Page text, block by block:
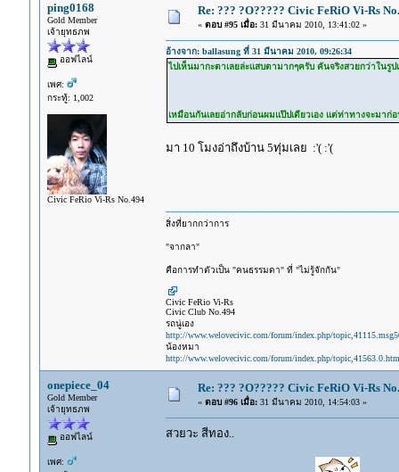
ping0168
Gold Member
เจ้ายุทธภพ
ออฟไลน์
เพศ:
กระทู้: 1,002
Civic FeRio Vi-Rs No.494
Re: ??? ?O????? Civic FeRiO Vi-Rs
« ตอบ #95 เมื่อ:31 มีนาคม 2010, 13:41:02 »
อ้างจาก: ballasung ที่ 31 มีนาคม 2010, 09:26:34
ไปเห็นมากะตาเลยล่ะแสบตามากๆครับ คันจริงสวยกว่าใน
เหมือนกันเลยอ่ากลับก่อนผมแป๊ปเดียวเอง แต่ท่าทางจะมา
มา 10 โมงอ่าถึงบ้าน 5ทุ่มเลย :'( :'(
สิ่งที่ยากกว่าการ
"จากลา"
คือการทำตัวเป็น "คนธรรมดา" ที่ "ไม่รู้จักกัน"
Civic FeRio Vi-Rs
Civic Club No.494
รถนู่เอง
http://www.welovecivic.com/forum/index.php/
น้องหมา
http://www.welovecivic.com/forum/index.php/
onepiece_04
Gold Member
เจ้ายุทธภพ
ออฟไลน์
เพศ:
Re: ??? ?O????? Civic FeRiO Vi-Rs
« ตอบ #96 เมื่อ:31 มีนาคม 2010, 14:54:03 »
สวยวะ สีทอง..